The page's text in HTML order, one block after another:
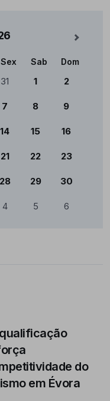
Mês
Sex Sab Dom
31 1 2
7 8 9
14 15 16
21 22 23
28 29 30
4 5 6
do
em Évora